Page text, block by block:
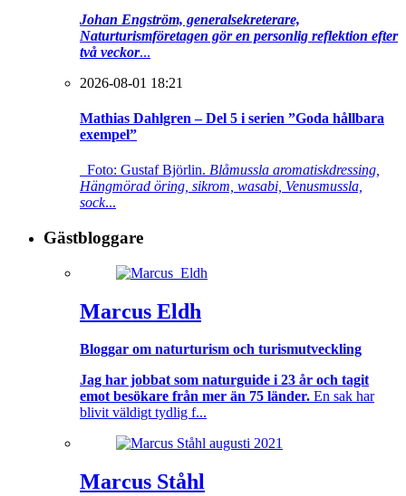
Johan Engström, generalsekreterare,
Naturturismföretagen gör en personlig reflektion efter
två veckor...
2026-08-01 18:21
Mathias Dahlgren – Del 5 i serien ”Goda hållbara
exempel”
Foto: Gustaf Björlin. Blåmussla aromatiskdressing,
Hängmörad öring, sikrom, wasabi, Venusmussla,
sock...
Gästbloggare
Marcus Eldh
Bloggar om naturturism och turismutveckling
Jag har jobbat som naturguide i 23 år och tagit
emot besökare från mer än 75 länder. En sak har
blivit väldigt tydlig f...
Marcus Ståhl